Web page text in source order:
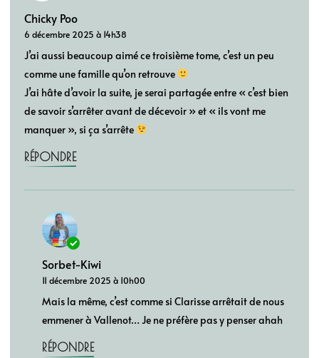
Chicky Poo
6 décembre 2025 à 14h38
J’ai aussi beaucoup aimé ce troisième tome, c’est un peu
comme une famille qu’on retrouve
J’ai hâte d’avoir la suite, je serai partagée entre « c’est bien
de savoir s’arrêter avant de décevoir » et « ils vont me
manquer », si ça s’arrête
RÉPONDRE
Sorbet-Kiwi
11 décembre 2025 à 10h00
Mais la même, c’est comme si Clarisse arrêtait de nous
emmener à Vallenot… Je ne préfère pas y penser ahah
RÉPONDRE